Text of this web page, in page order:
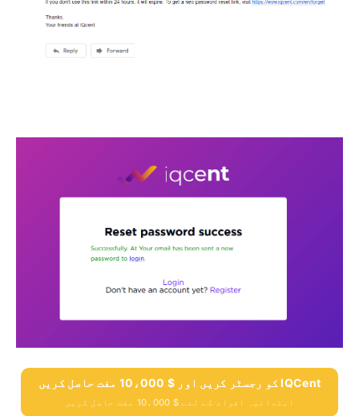
IQCent کو رجسٹر کریں اور $ 10،000 مفت حاصل کریں
ابتدائیہ افراد کے لئے $ 10،000 مفت حاصل کریں